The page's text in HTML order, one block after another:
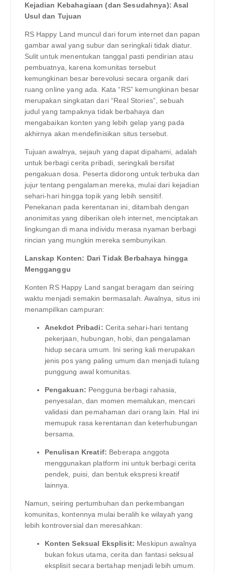
Kejadian Kebahagiaan (dan Sesudahnya): Asal
Usul dan Tujuan
RS Happy Land muncul dari forum internet dan papan
gambar awal yang subur dan seringkali tidak diatur.
Sulit untuk menentukan tanggal pasti pendirian atau
pembuatnya, karena komunitas tersebut
kemungkinan besar berevolusi secara organik dari
ruang online yang ada. Kata “RS” kemungkinan besar
merupakan singkatan dari “Real Stories”, sebuah
judul yang tampaknya tidak berbahaya dan
mengabaikan konten yang lebih gelap yang pada
akhirnya akan mendefinisikan situs tersebut.
Tujuan awalnya, sejauh yang dapat dipahami, adalah
untuk berbagi cerita pribadi, seringkali bersifat
pengakuan dosa. Peserta didorong untuk terbuka dan
jujur ​​tentang pengalaman mereka, mulai dari kejadian
sehari-hari hingga topik yang lebih sensitif.
Penekanan pada kerentanan ini, ditambah dengan
anonimitas yang diberikan oleh internet, menciptakan
lingkungan di mana individu merasa nyaman berbagi
rincian yang mungkin mereka sembunyikan.
Lanskap Konten: Dari Tidak Berbahaya hingga
Mengganggu
Konten RS Happy Land sangat beragam dan seiring
waktu menjadi semakin bermasalah. Awalnya, situs ini
menampilkan campuran:
Anekdot Pribadi: Cerita sehari-hari tentang
pekerjaan, hubungan, hobi, dan pengalaman
hidup secara umum. Ini sering kali merupakan
jenis pos yang paling umum dan menjadi tulang
punggung awal komunitas.
Pengakuan: Pengguna berbagi rahasia,
penyesalan, dan momen memalukan, mencari
validasi dan pemahaman dari orang lain. Hal ini
memupuk rasa kerentanan dan keterhubungan
bersama.
Penulisan Kreatif: Beberapa anggota
menggunakan platform ini untuk berbagi cerita
pendek, puisi, dan bentuk ekspresi kreatif
lainnya.
Namun, seiring pertumbuhan dan perkembangan
komunitas, kontennya mulai beralih ke wilayah yang
lebih kontroversial dan meresahkan:
Konten Seksual Eksplisit: Meskipun awalnya
bukan fokus utama, cerita dan fantasi seksual
eksplisit secara bertahap menjadi lebih umum.